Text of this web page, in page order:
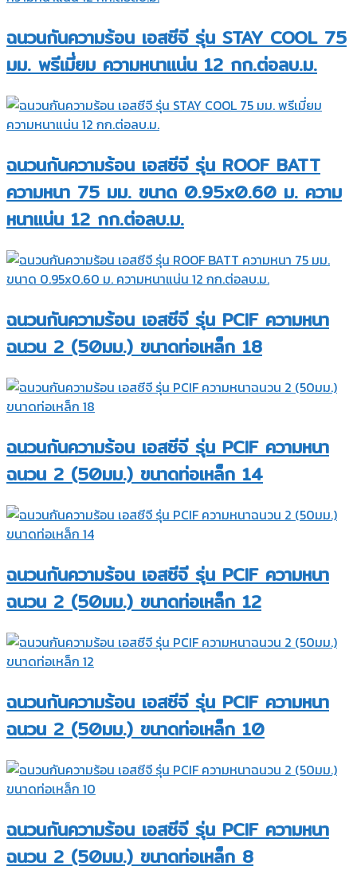
ฉนวนกันความร้อน เอสซีจี รุ่น STAY COOL 75
มม. พรีเมี่ยม ความหนาแน่น 12 กก.ต่อลบ.ม.
ฉนวนกันความร้อน เอสซีจี รุ่น ROOF BATT
ความหนา 75 มม. ขนาด 0.95x0.60 ม. ความ
หนาแน่น 12 กก.ต่อลบ.ม.
ฉนวนกันความร้อน เอสซีจี รุ่น PCIF ความหนา
ฉนวน 2 (50มม.) ขนาดท่อเหล็ก 18
ฉนวนกันความร้อน เอสซีจี รุ่น PCIF ความหนา
ฉนวน 2 (50มม.) ขนาดท่อเหล็ก 14
ฉนวนกันความร้อน เอสซีจี รุ่น PCIF ความหนา
ฉนวน 2 (50มม.) ขนาดท่อเหล็ก 12
ฉนวนกันความร้อน เอสซีจี รุ่น PCIF ความหนา
ฉนวน 2 (50มม.) ขนาดท่อเหล็ก 10
ฉนวนกันความร้อน เอสซีจี รุ่น PCIF ความหนา
ฉนวน 2 (50มม.) ขนาดท่อเหล็ก 8